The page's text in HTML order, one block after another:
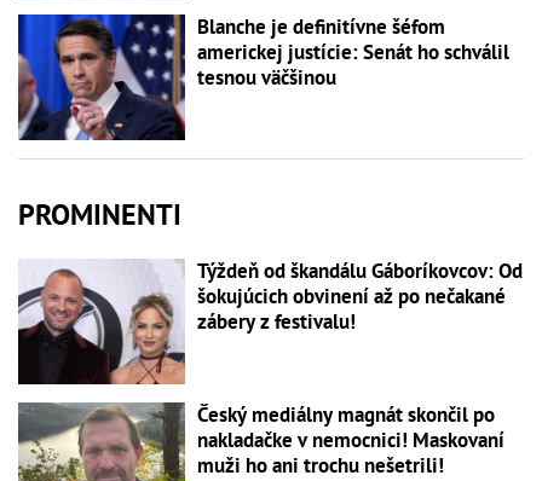
Blanche je definitívne šéfom
americkej justície: Senát ho schválil
tesnou väčšinou
PROMINENTI
Týždeň od škandálu Gáboríkovcov: Od
šokujúcich obvinení až po nečakané
zábery z festivalu!
Český mediálny magnát skončil po
nakladačke v nemocnici! Maskovaní
muži ho ani trochu nešetrili!